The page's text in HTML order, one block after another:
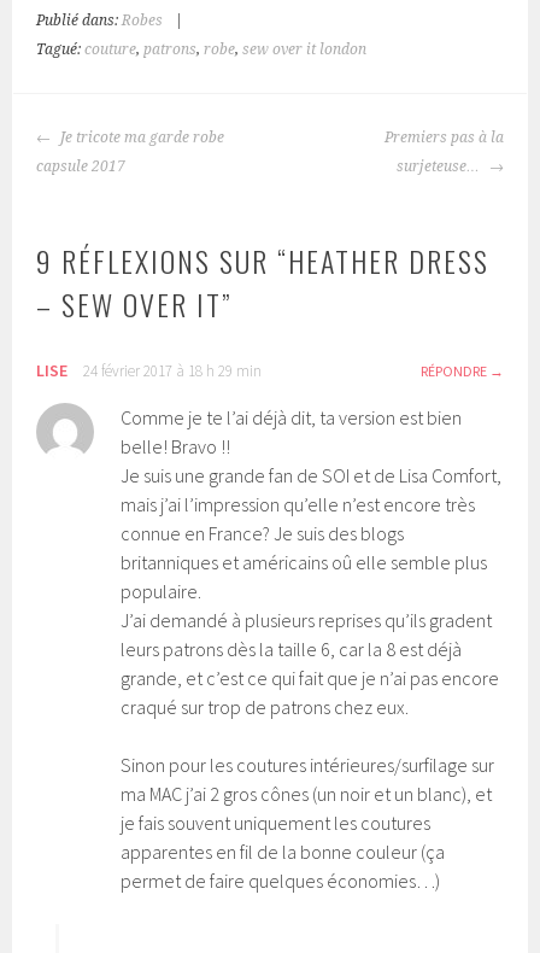
Publié dans:Robes
Tagué:couture,patrons,robe,sew over it london
NAVIGATION
DES
Je tricote ma garde robe
capsule 2017
Premiers pas à la
surjeteuse…
9 RÉFLEXIONS SUR “HEATHER DRESS
– SEW OVER IT”
LISE 24 février 2017 à 18 h 29 min RÉPONDRE
Comme je te l’ai déjà dit, ta version est bien
belle! Bravo !!
Je suis une grande fan de SOI et de Lisa Comfort,
mais j’ai l’impression qu’elle n’est encore très
connue en France? Je suis des blogs
britanniques et américains oû elle semble plus
populaire.
J’ai demandé à plusieurs reprises qu’ils gradent
leurs patrons dès la taille 6, car la 8 est déjà
grande, et c’est ce qui fait que je n’ai pas encore
craqué sur trop de patrons chez eux.
Sinon pour les coutures intérieures/surfilage sur
ma MAC j’ai 2 gros cônes (un noir et un blanc), et
je fais souvent uniquement les coutures
apparentes en fil de la bonne couleur (ça
permet de faire quelques économies…)